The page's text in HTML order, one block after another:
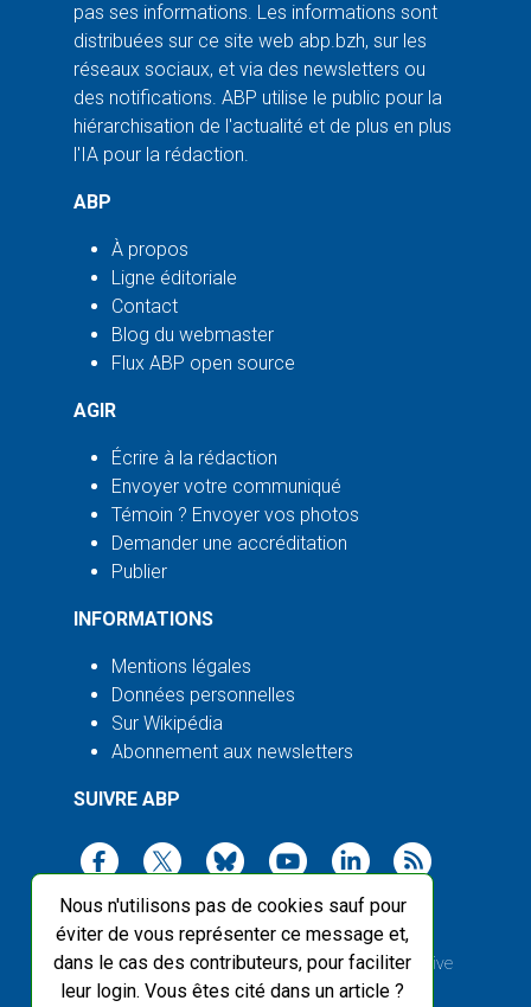
Nous n'utilisons pas de cookies sauf pour
éviter de vous représenter ce message et,
dans le cas des contributeurs, pour faciliter
leur login. Vous êtes cité dans un article ?
pas ses informations. Les informations sont
distribuées sur ce site web abp.bzh, sur les
réseaux sociaux, et via des newsletters ou
des notifications. ABP utilise le public pour la
hiérarchisation de l'actualité et de plus en plus
l'IA pour la rédaction.
ABP
À propos
Ligne éditoriale
Contact
Blog du webmaster
Flux ABP open source
AGIR
Écrire à la rédaction
Envoyer votre communiqué
Témoin ? Envoyer vos photos
Demander une accréditation
Publier
INFORMATIONS
Mentions légales
Données personnelles
Sur Wikipédia
Abonnement aux newsletters
SUIVRE ABP
2003-2026 ©Agence Bretagne Presse, sauf Creative
Commons